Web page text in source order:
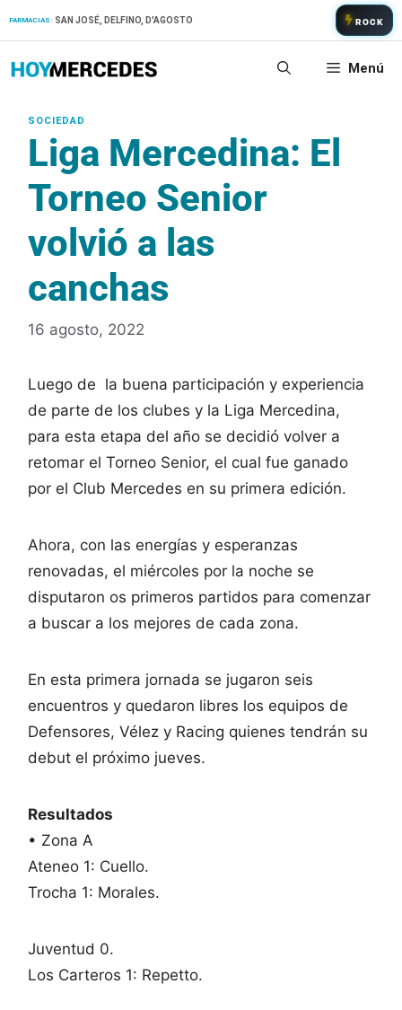
FARMACIAS: SAN JOSÉ, DELFINO, D'AGOSTO ROCK
Menú
Liga Mercedina: El
Torneo Senior
volvió a las
canchas
16 agosto, 2022
Luego de la buena participación y experiencia
de parte de los clubes y la Liga Mercedina,
para esta etapa del año se decidió volver a
retomar el Torneo Senior, el cual fue ganado
por el Club Mercedes en su primera edición.
Ahora, con las energías y esperanzas
renovadas, el miércoles por la noche se
disputaron os primeros partidos para comenzar
a buscar a los mejores de cada zona.
En esta primera jornada se jugaron seis
encuentros y quedaron libres los equipos de
Defensores, Vélez y Racing quienes tendrán su
debut el próximo jueves.
Resultados
• Zona A
Ateneo 1: Cuello.
Trocha 1: Morales.
Juventud 0.
Los Carteros 1: Repetto.